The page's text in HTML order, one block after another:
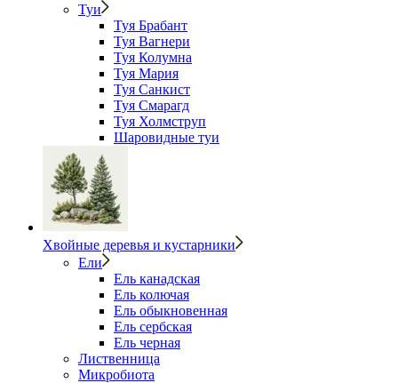
Туи
Туя Брабант
Туя Вагнери
Туя Колумна
Туя Мария
Туя Санкист
Туя Смарагд
Туя Холмструп
Шаровидные туи
Хвойные деревья и кустарники
Ели
Ель канадская
Ель колючая
Ель обыкновенная
Ель сербская
Ель черная
Лиственница
Микробиота